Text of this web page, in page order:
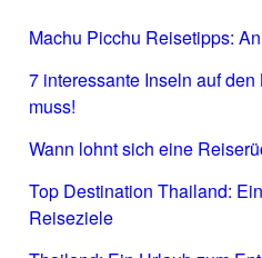
Machu Picchu Reisetipps:
7 interessante Inseln auf
muss!
Wann lohnt sich eine
Top Destination Thailand:
Reiseziele